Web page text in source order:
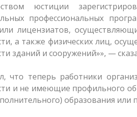
юстиции
профессиональных
лицензиатов,
а также физических лиц,
зданий и сооружений»», —
что теперь работники
и не имеющие профильного
образования